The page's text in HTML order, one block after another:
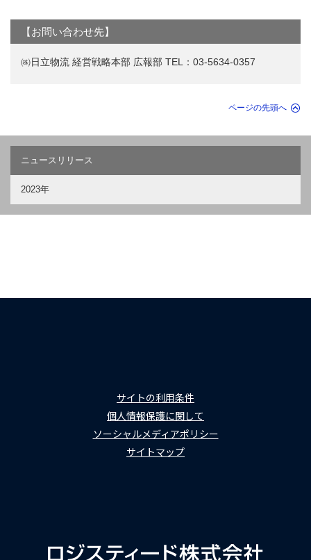
【お問い合わせ先】
㈱日立物流 経営戦略本部 広報部 TEL：03-5634-0357
ページの先頭へ
ニュースリリース
2023年
サイトの利用条件
個人情報保護に関して
ソーシャルメディアポリシー
サイトマップ